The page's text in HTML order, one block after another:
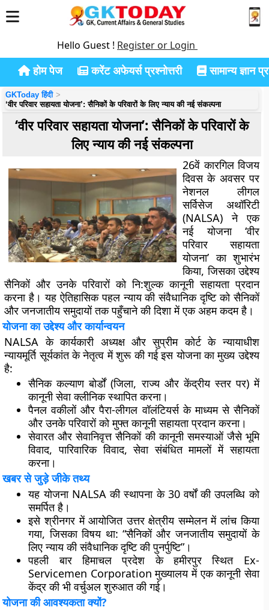
Hello Guest ! Register or Login
होम पेज करेंट अफेयर्स प्रश्नोत्तरी सामान्य ज्ञान
GKToday हिंदी
‘वीर परिवार सहायता योजना’: सैनिकों के परिवारों के लिए न्याय की नई संकल्पना
‘वीर परिवार सहायता योजना’: सैनिकों के परिवारों के
लिए न्याय की नई संकल्पना
26वें कारगिल विजय
दिवस के अवसर पर
नेशनल लीगल
सर्विसेज अथॉरिटी
(NALSA) ने एक
नई योजना ‘वीर
परिवार सहायता
योजना’ का शुभारंभ
किया, जिसका उद्देश्य
सैनिकों और उनके परिवारों को नि:शुल्क कानूनी सहायता प्रदान
करना है। यह ऐतिहासिक पहल न्याय की संवैधानिक दृष्टि को सैनिकों
और जनजातीय समुदायों तक पहुँचाने की दिशा में एक अहम कदम है।
योजना का उद्देश्य और कार्यान्वयन
NALSA के कार्यकारी अध्यक्ष और सुप्रीम कोर्ट के न्यायाधीश
न्यायमूर्ति सूर्यकांत के नेतृत्व में शुरू की गई इस योजना का मुख्य उद्देश्य
है:
सैनिक कल्याण बोर्डों (जिला, राज्य और केंद्रीय स्तर पर) में
कानूनी सेवा क्लीनिक स्थापित करना।
पैनल वकीलों और पैरा-लीगल वॉलंटियर्स के माध्यम से सैनिकों
और उनके परिवारों को मुफ्त कानूनी सहायता प्रदान करना।
सेवारत और सेवानिवृत्त सैनिकों की कानूनी समस्याओं जैसे भूमि
विवाद, पारिवारिक विवाद, सेवा संबंधित मामलों में सहायता
करना।
खबर से जुड़े जीके तथ्य
यह योजना NALSA की स्थापना के 30 वर्षों की उपलब्धि को
समर्पित है।
इसे श्रीनगर में आयोजित उत्तर क्षेत्रीय सम्मेलन में लांच किया
गया, जिसका विषय था: “सैनिकों और जनजातीय समुदायों के
लिए न्याय की संवैधानिक दृष्टि की पुनर्पुष्टि”।
पहली बार हिमाचल प्रदेश के हमीरपुर स्थित Ex-
Servicemen Corporation मुख्यालय में एक कानूनी सेवा
केंद्र की भी वर्चुअल शुरुआत की गई।
योजना की आवश्यकता क्यों?